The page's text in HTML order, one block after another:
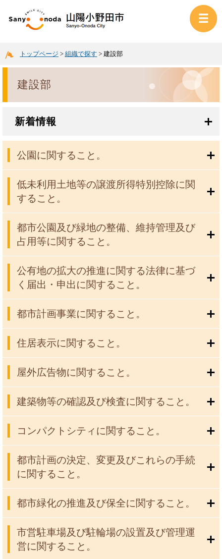
トップページ > 組織で探す > 建設部
建設部
新着情報
公園に関すること。
低未利用土地等の譲渡所得特別控除に関
すること。
都市公園及び緑地の整備、維持管理及び
占用等に関すること。
公有地の拡大の推進に関する法律に基づ
く届出・申出に関すること。
都市計画事業に関すること。
住居表示に関すること。
屋外広告物に関すること。
建築物等の確認及び検査に関すること。
コンパクトシティに関すること。
都市計画の決定、変更及びこれらの手続
に関すること。
都市緑化の推進及び保全に関すること。
市営駐車場及び駐輪場の設置及び管理運
営に関すること。